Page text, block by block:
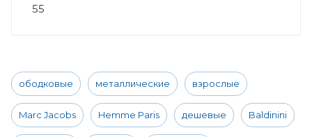
55
ободковые металлические взрослые
Marc Jacobs Hemme Paris дешевые Baldinini